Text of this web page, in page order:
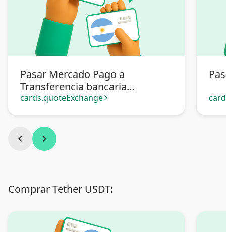
Pasar Mercado Pago a
Transferencia bancaria
Argentina
cards.quoteExchange arrow_forward_ios
chevron_left chevron_right
Comprar Tether USDT: